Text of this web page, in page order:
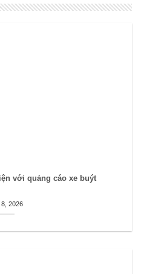
với quảng cáo xe buýt
2026